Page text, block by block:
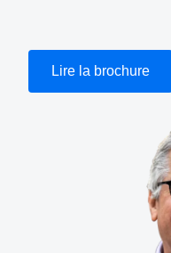
Lire la brochure